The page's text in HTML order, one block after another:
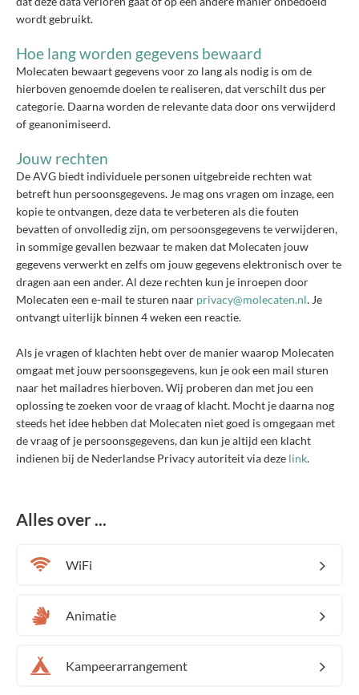
wordt gebruikt.
Hoe lang worden gegevens bewaard
Molecaten bewaart gegevens voor zo lang als nodig is om de
hierboven genoemde doelen te realiseren, dat verschilt dus per
categorie. Daarna worden de relevante data door ons verwijderd
of geanonimiseerd.
Jouw rechten
De AVG biedt individuele personen uitgebreide rechten wat
betreft hun persoonsgegevens. Je mag ons vragen om inzage, een
kopie te ontvangen, deze data te verbeteren als die fouten
bevatten of onvolledig zijn, om persoonsgegevens te verwijderen,
in sommige gevallen bezwaar te maken dat Molecaten jouw
gegevens verwerkt en zelfs om jouw gegevens elektronisch over te
dragen aan een ander. Al deze rechten kun je inroepen door
Molecaten een e-mail te sturen naar privacy@molecaten.nl. Je
ontvangt uiterlijk binnen 4 weken een reactie.
Als je vragen of klachten hebt over de manier waarop Molecaten
omgaat met jouw persoonsgegevens, kun je ook een mail sturen
naar het mailadres hierboven. Wij proberen dan met jou een
oplossing te zoeken voor de vraag of klacht. Mocht je daarna nog
steeds het idee hebben dat Molecaten niet goed is omgegaan met
de vraag of je persoonsgegevens, dan kun je altijd een klacht
indienen bij de Nederlandse Privacy autoriteit via deze link.
Alles over ...
WiFi
Animatie
Kampeerarrangement